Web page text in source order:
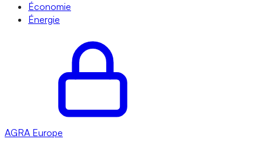
Économie
Énergie
AGRA Europe